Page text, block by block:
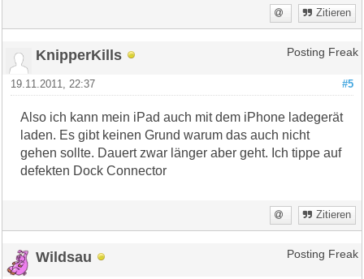
Zitieren
KnipperKills Posting Freak
#5
19.11.2011, 22:37
Also ich kann mein iPad auch mit dem iPhone ladegerät
laden. Es gibt keinen Grund warum das auch nicht
gehen sollte. Dauert zwar länger aber geht. Ich tippe auf
defekten Dock Connector
Zitieren
Wildsau Posting Freak